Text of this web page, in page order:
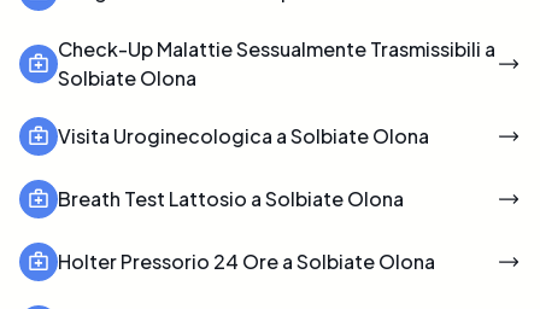
Check-Up Malattie Sessualmente Trasmissibili a
Solbiate Olona
Visita Uroginecologica a Solbiate Olona
Breath Test Lattosio a Solbiate Olona
Holter Pressorio 24 Ore a Solbiate Olona